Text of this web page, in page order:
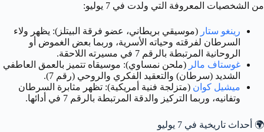
من الشخصيات المعروفة التي ولدت في 7 يوليو:
رينغو ستار (موسيقي بريطاني، عضو فرقة البيتلز): يظهر ولاء
السرطان لفرقته وحياته الأسرية، وربما بعض الغموض أو
الروحانية المرتبطة بالرقم 7 في مسيرته اللاحقة.
غوستاف مالر (ملحن نمساوي): موسيقاه تتميز بالعمق العاطفي
الشديد (سرطان) والتعقيد الفكري والروحي (رقم 7).
ميشيل كوان (متزلجة فنية أمريكية): تظهر مثابرة السرطان
وتفانيه، وربما التركيز والدقة المرتبطة بالرقم 7 في أدائها.
🌍 أحداث تاريخية في 7 يوليو